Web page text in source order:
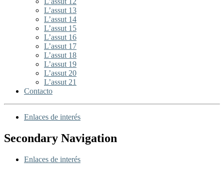
L’assut 13
L’assut 14
L’assut 15
L’assut 16
L’assut 17
L’assut 18
L’assut 19
L’assut 20
L’assut 21
Contacto
Enlaces de interés
Secondary Navigation
Enlaces de interés